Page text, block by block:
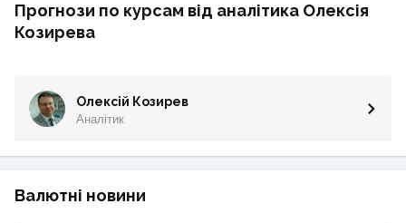
Прогнози по курсам від аналітика Олексія
Козирева
Олексій Козирев
Аналітик
Валютні новини